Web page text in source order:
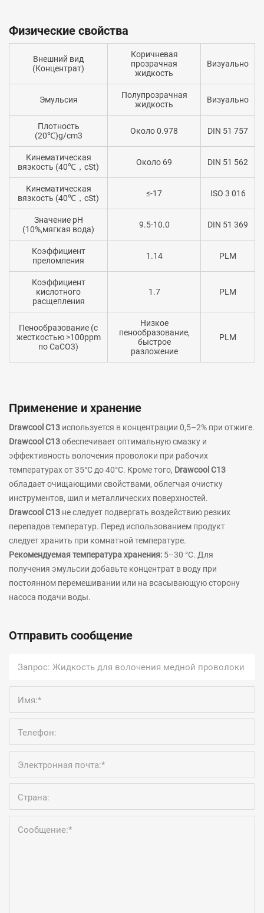
Физические свойства
Внешний вид
(Концентрат)
Коричневая
прозрачная
жидкость
Визуально
Эмульсия
Полупрозрачная
жидкость
Визуально
Плотность
(20℃)g/cm3
Около 0.978 DIN 51 757
Кинематическая
вязкость (40℃，cSt)
Около 69 DIN 51 562
Кинематическая
вязкость (40℃，cSt)
≤-17 ISO 3 016
Значение pH
(10%,мягкая вода)
9.5-10.0 DIN 51 369
Коэффициент
преломления
1.14 PLM
Коэффициент
кислотного
расщепления
1.7 PLM
Пенообразование (с
жесткостью >100ppm
по CaCO3)
Низкое
пенообразование,
быстрое
разложение
PLM
Применение и хранение
Drawcool C13 используется в концентрации 0,5–2% при отжиге.
Drawcool C13обеспечивает оптимальную смазку и
эффективность волочения проволоки при рабочих
температурах от 35°C до 40°C. Кроме того, Drawcool C13
обладает очищающими свойствами, облегчая очистку
инструментов, шил и металлических поверхностей.
Drawcool C13 не следует подвергать воздействию резких
перепадов температур. Перед использованием продукт
следует хранить при комнатной температуре.
Рекомендуемая температура хранения: 5–30 °C. Для
получения эмульсии добавьте концентрат в воду при
постоянном перемешивании или на всасывающую сторону
насоса подачи воды.
Отправить сообщение
Имя:*
Телефон:
Электронная почта:*
Страна:
Сообщение:*